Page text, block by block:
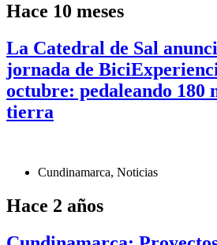
Hace 10 meses
La Catedral de Sal
jornada de
octubre: pedaleando 180
tierra
Cundinamarca, Noticias
Hace 2 años